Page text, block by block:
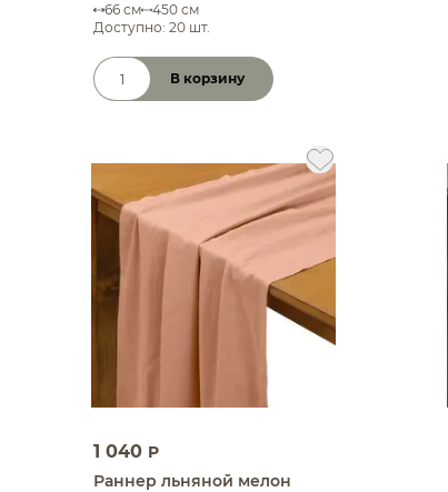
66 см
450 см
Доступно: 20 шт.
Количество товара
В корзину
1 040 P
Раннер льняной мелон